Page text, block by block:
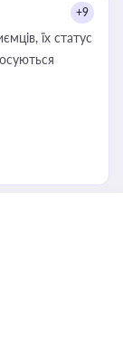
+9
їх статус